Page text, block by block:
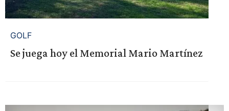
GOLF
Se juega hoy el Memorial Mario Martínez